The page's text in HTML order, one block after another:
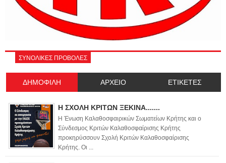
ΣΥΝΟΛΙΚΕΣ ΠΡΟΒΟΛΕΣ
ΔΗΜΟΦΙΛΗ ΑΡΧΕΙΟ ΕΤΙΚΕΤΕΣ
Η ΣΧΟΛΗ ΚΡΙΤΩΝ ΞΕΚΙΝΑ.......
Η Ένωση Καλαθοσφαιρικών Σωματείων Κρήτης και ο
Σύνδεσμος Κριτών Καλαθοσφαίρισης Κρήτης
προκηρύσσουν Σχολή Κριτών Καλαθοσφαίρισης
Κρήτης. Οι ...